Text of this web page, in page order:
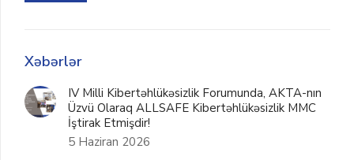
Xəbərlər
IV Milli Kibertəhlükəsizlik Forumunda, AKTA-nın
Üzvü Olaraq ALLSAFE Kibertəhlükəsizlik MMC
İştirak Etmişdir!
5 Haziran 2026